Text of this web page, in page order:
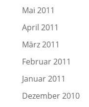
Mai 2011
April 2011
März 2011
Februar 2011
Januar 2011
Dezember 2010